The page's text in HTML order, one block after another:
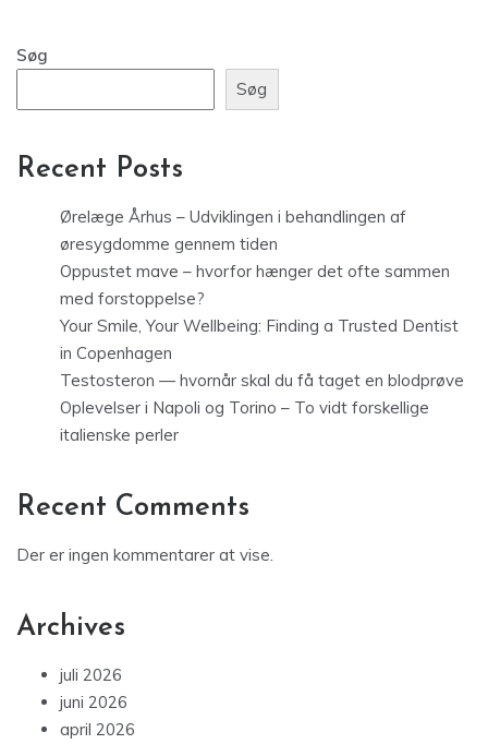
Søg
Søg
Recent Posts
Ørelæge Århus – Udviklingen i behandlingen af
øresygdomme gennem tiden
Oppustet mave – hvorfor hænger det ofte sammen
med forstoppelse?
Your Smile, Your Wellbeing: Finding a Trusted Dentist
in Copenhagen
Testosteron — hvornår skal du få taget en blodprøve
Oplevelser i Napoli og Torino – To vidt forskellige
italienske perler
Recent Comments
Der er ingen kommentarer at vise.
Archives
juli 2026
juni 2026
april 2026